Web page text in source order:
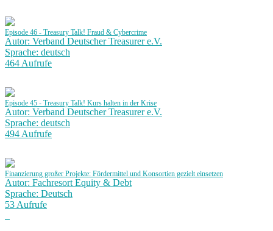
Episode 46 - Treasury Talk! Fraud & Cybercrime
Autor: Verband Deutscher Treasurer e.V.
Sprache: deutsch
464 Aufrufe
Episode 45 - Treasury Talk! Kurs halten in der Krise
Autor: Verband Deutscher Treasurer e.V.
Sprache: deutsch
494 Aufrufe
Finanzierung großer Projekte: Fördermittel und Konsortien gezielt einsetzen
Autor: Fachresort Equity & Debt
Sprache: Deutsch
53 Aufrufe